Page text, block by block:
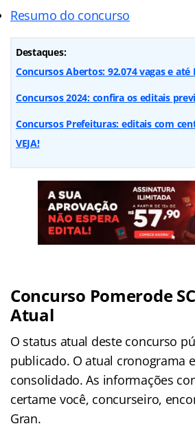
Resumo do concurso
Destaques:
Concursos Abertos: 92.074 vagas e até
Concursos 2024: confira os editais
Concursos Prefeituras: editais com
VEJA!
Concurso Pomerode
Atual
O status atual deste concurso
publicado. O atual cronograma
consolidado. As informações
certame você, concurseiro,
Gran.